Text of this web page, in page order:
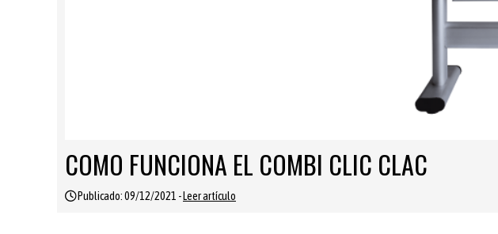
COMO FUNCIONA EL COMBI CLIC CLAC
Publicado: 09/12/2021 - Leer artículo